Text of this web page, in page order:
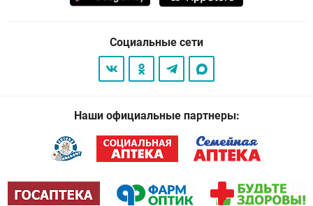
Социальные сети
Наши официальные партнеры: